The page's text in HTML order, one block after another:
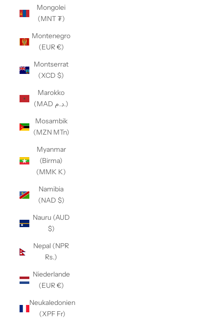
Mongolei
(MNT ₮)
Montenegro
(EUR €)
Montserrat
(XCD $)
Marokko
(MAD د.م.)
Mosambik
(MZN MTn)
Myanmar
(Birma)
(MMK K)
Namibia
(NAD $)
Nauru (AUD
$)
Nepal (NPR
Rs.)
Niederlande
(EUR €)
Neukaledonien
(XPF Fr)